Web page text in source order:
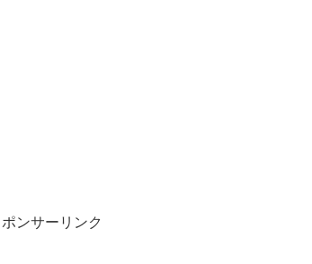
ンサーリンク